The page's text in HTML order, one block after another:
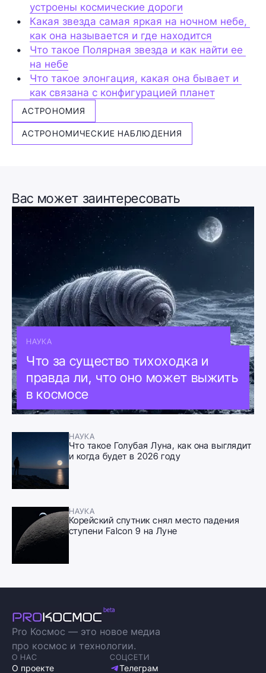
устроены космические дороги
Какая звезда самая яркая на ночном небе,
как она называется и где находится
Что такое Полярная звезда и как найти ее
на небе
Что такое элонгация, какая она бывает и
как связана с конфигурацией планет
АСТРОНОМИЯ
АСТРОНОМИЧЕСКИЕ НАБЛЮДЕНИЯ
Вас может заинтересовать
НАУКА
Что за существо тихоходка и
правда ли, что оно может выжить
в космосе
НАУКА
Что такое Голубая Луна, как она выглядит
и когда будет в 2026 году
НАУКА
Корейский спутник снял место падения
ступени Falcon 9 на Луне
Pro Космос — это новое медиа
про космос и технологии.
О НАС
О проекте
СОЦСЕТИ
Телеграм